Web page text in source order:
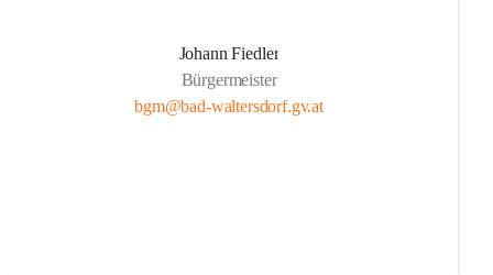
Johann Fiedler
Bürgermeister
bgm@bad-waltersdorf.gv.at